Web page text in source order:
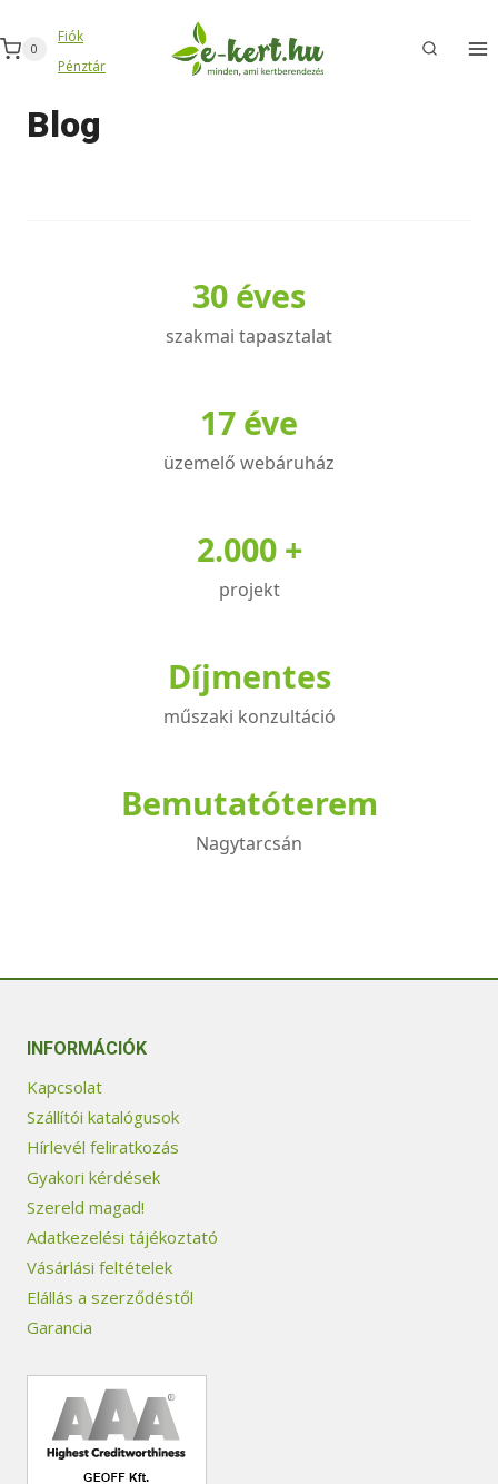
to
content
0
Fiók
Pénztár
Blog
30 éves
szakmai tapasztalat
17 éve
üzemelő webáruház
2.000 +
projekt
Díjmentes
műszaki konzultáció
Bemutatóterem
Nagytarcsán
INFORMÁCIÓK
Kapcsolat
Szállítói katalógusok
Hírlevél feliratkozás
Gyakori kérdések
Szereld magad!
Adatkezelési tájékoztató
Vásárlási feltételek
Elállás a szerződéstől
Garancia